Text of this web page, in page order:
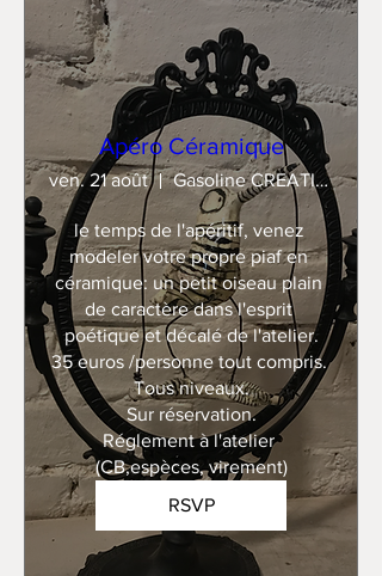
Apéro Céramique
ven. 21 août Gasoline CREATION
le temps de l'apéritif, venez
modeler votre propre piaf en
céramique: un petit oiseau plain
de caractère dans l'esprit
poétique et décalé de l'atelier.
35 euros /personne tout compris.
Tous niveaux.
Sur réservation.
Réglement à l'atelier
(CB,espèces, virement)
RSVP